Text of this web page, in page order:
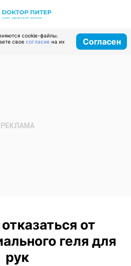
cookie-файлы.
свое согласие на их
Согласен
от
геля для
рук